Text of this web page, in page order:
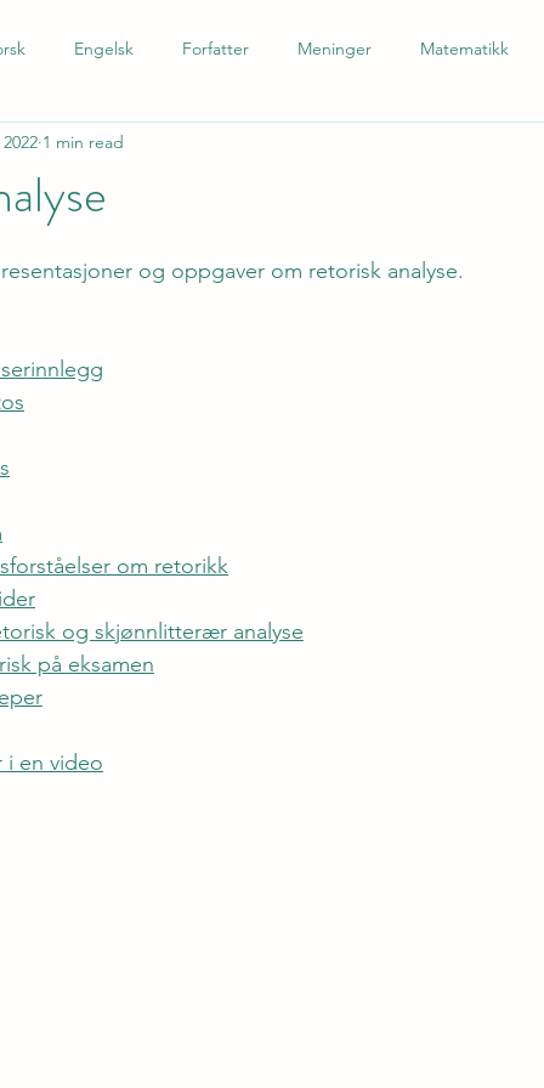
Engelsk Forfatter Meninger Matematikk
andrespråk
1 min read
og oppgaver om retorisk analyse.
om retorikk
og skjønnlitterær analyse
på eksamen
i en video